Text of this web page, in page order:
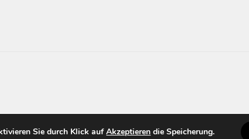
Sie durch Klick aufAkzeptieren die Speicherung.